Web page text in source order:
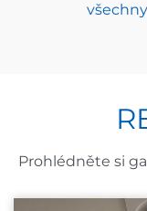
Prohlédněte si